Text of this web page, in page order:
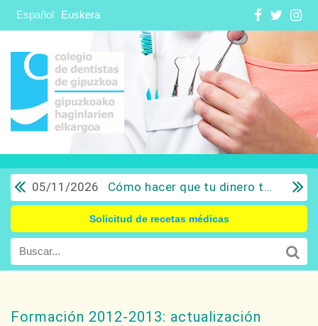
Español Euskera
05/11/2026 Cómo hacer que tu dinero trabaje para ti: Del ahorro a la inversión con sentido común.
Solicitud de recetas médicas
Formación 2012-2013: actualización